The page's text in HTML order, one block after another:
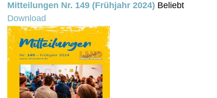
Mitteilungen Nr. 149 (Frühjahr 2024) Beliebt
Download